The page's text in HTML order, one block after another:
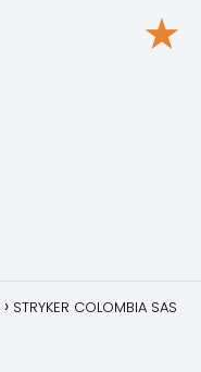
★
STRYKER COLOMBIA SAS